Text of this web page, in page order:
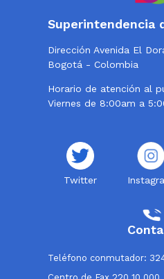
Superintendencia
Dirección Avenida El
Bogotá - Colombia
Horario de atención al
Viernes de 8:00am a
Twitter
Teléfono conmutador: